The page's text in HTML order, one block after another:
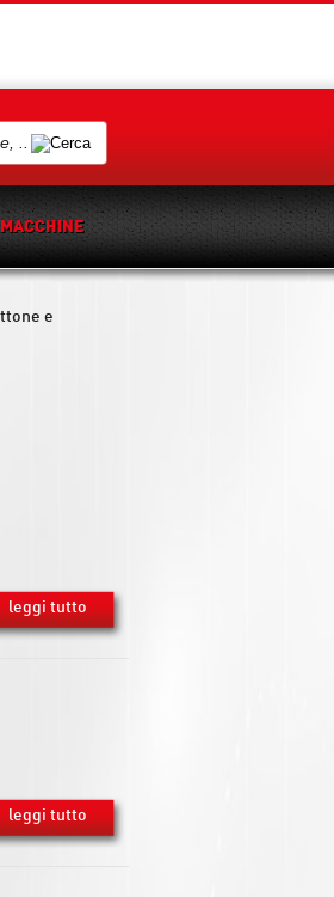
MACCHINE
e
leggi tutto
leggi tutto